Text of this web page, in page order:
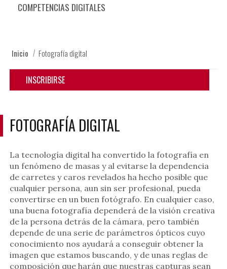
COMPETENCIAS DIGITALES
Inicio Fotografía digital
INSCRIBIRSE
FOTOGRAFÍA DIGITAL
La tecnología digital ha convertido la fotografía en
un fenómeno de masas y al evitarse la dependencia
de carretes y caros revelados ha hecho posible que
cualquier persona, aun sin ser profesional, pueda
convertirse en un buen fotógrafo. En cualquier caso,
una buena fotografía dependerá de la visión creativa
de la persona detrás de la cámara, pero también
depende de una serie de parámetros ópticos cuyo
conocimiento nos ayudará a conseguir obtener la
imagen que estamos buscando, y de unas reglas de
composición que harán que nuestras capturas sean